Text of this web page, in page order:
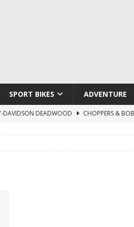
SPORT BIKES ADVENTURE
DAVIDSON DEADWOOD
CHOPPERS &